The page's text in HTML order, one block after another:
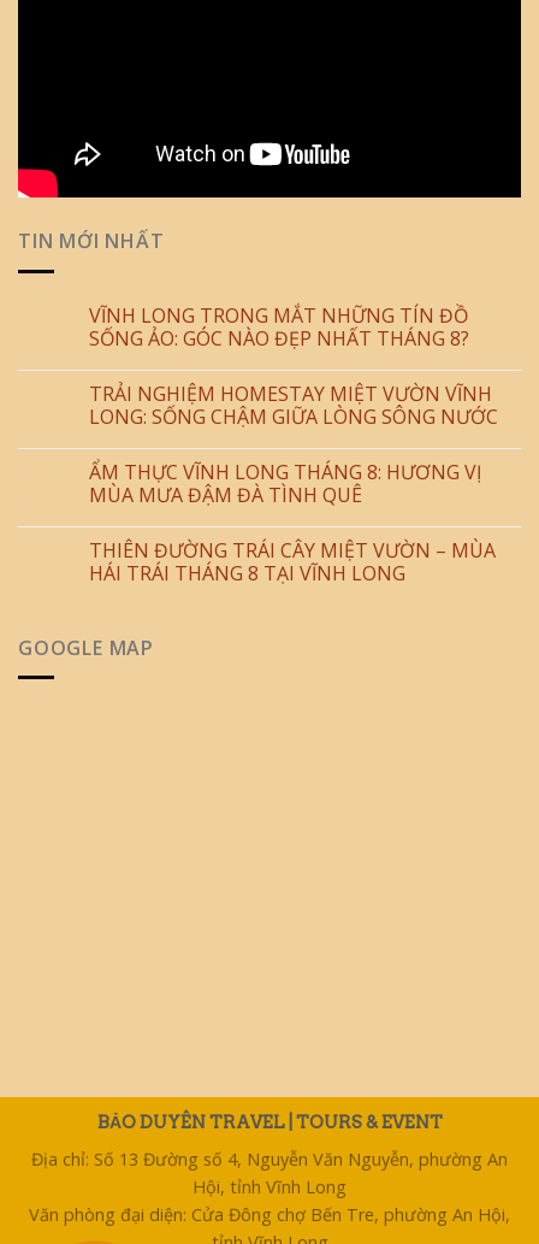
TIN MỚI NHẤT
VĨNH LONG TRONG MẮT NHỮNG TÍN ĐỒ
SỐNG ẢO: GÓC NÀO ĐẸP NHẤT THÁNG 8?
TRẢI NGHIỆM HOMESTAY MIỆT VƯỜN VĨNH
LONG: SỐNG CHẬM GIỮA LÒNG SÔNG NƯỚC
ẨM THỰC VĨNH LONG THÁNG 8: HƯƠNG VỊ
MÙA MƯA ĐẬM ĐÀ TÌNH QUÊ
THIÊN ĐƯỜNG TRÁI CÂY MIỆT VƯỜN – MÙA
HÁI TRÁI THÁNG 8 TẠI VĨNH LONG
GOOGLE MAP
BẢO DUYÊN TRAVEL | TOURS & EVENT
Địa chỉ: Số 13 Đường số 4, Nguyễn Văn Nguyễn, phường An
Hội, tỉnh Vĩnh Long
Văn phòng đại diện: Cửa Đông chợ Bến Tre, phường An Hội,